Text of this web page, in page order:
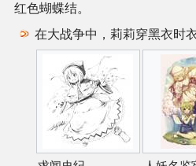
红色蝴蝶结。
在大战争中，莉莉穿黑衣时